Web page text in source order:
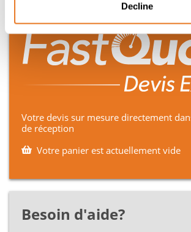
Decline
Votre devis sur mesure directement
de réception
Votre panier est actuellement vide
Besoin d'aide?